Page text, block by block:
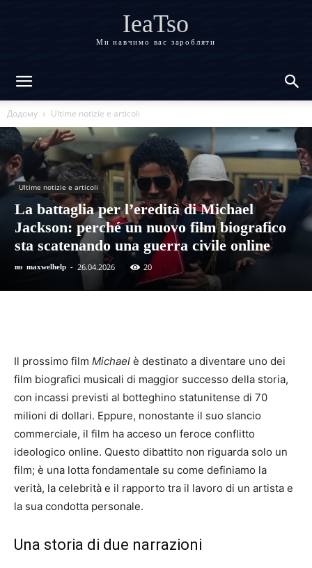
IeaTso
Ми навчимо вас заробляти
Додому Ultime notizie e articoli
Ultime notizie e articoli
La battaglia per l’eredità di Michael
Jackson: perché un nuovo film biografico
sta scatenando una guerra civile online
по maxwelhelp - 26.04.2026 20
Il prossimo film Michael è destinato a diventare uno dei
film biografici musicali di maggior successo della storia,
con incassi previsti al botteghino statunitense di 70
milioni di dollari. Eppure, nonostante il suo slancio
commerciale, il film ha acceso un feroce conflitto
ideologico online. Questo dibattito non riguarda solo un
film; è una lotta fondamentale su come definiamo la
verità, la celebrità e il rapporto tra il lavoro di un artista e
la sua condotta personale.
Una storia di due narrazioni